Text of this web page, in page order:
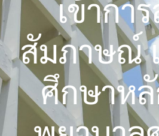
เข้ากา
สัมภาษณ์
ศึกษาห